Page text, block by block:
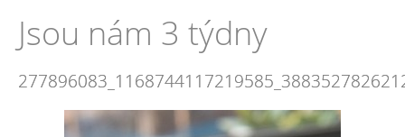
Jsou nám 3 týdny